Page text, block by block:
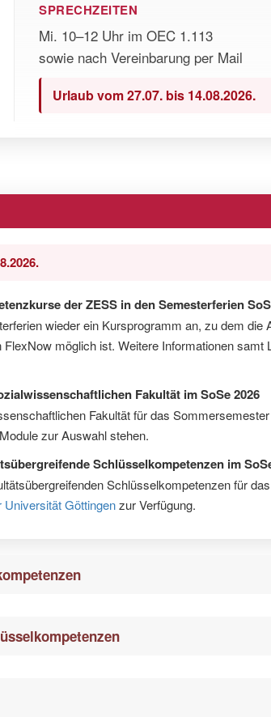
SPRECHZEITEN
Mi. 10–12 Uhr im OEC 1.113
sowie nach Vereinbarung per Mail
Urlaub vom 27.07. bis 14.08.2026.
der ZESS in den Semesterferien
wieder ein Kursprogramm an, zu dem
FlexNow möglich ist. Weitere Informationen
Fakultät im SoSe 2026
Fakultät für das
zur Auswahl stehen.
Schlüsselkompetenzen im
Schlüsselkompetenzen für
Göttingenzur Verfügung.